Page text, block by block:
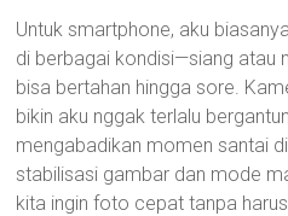
Untuk smartphone, aku
di berbagai kondisi—siang atau
bisa bertahan hingga sore.
bikin aku nggak terlalu
mengabadikan momen santai
stabilisasi gambar dan mode
kita ingin foto cepat tanpa